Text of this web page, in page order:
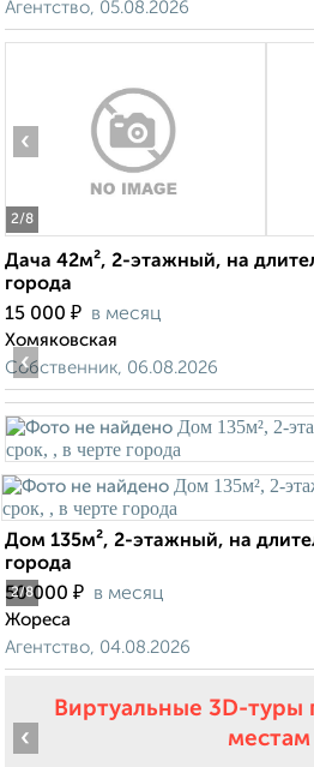
Агентство, 05.08.2026
2/8
‹
Дача 42м², 2-этажный, на
города
15 000 ₽ в месяц
Хомяковская
Собственник, 06.08.2026
2/8
‹
Дом 135м², 2-этажный, на
города
50 000 ₽ в месяц
Жореса
Агентство, 04.08.2026
Виртуальные 3D-
местам
‹